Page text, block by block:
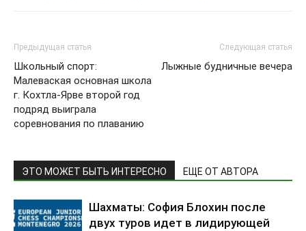
Предыдущая статья
Школьный спорт:
Малеваская основная школа
г. Кохтла-Ярве второй год
подряд выиграла
соревнования по плаванию
Следующая статья
Лыжные будничные вечера
ЭТО МОЖЕТ БЫТЬ ИНТЕРЕСНО ЕЩЕ ОТ АВТОРА
Шахматы: София Блохин после
двух туров идет в лидирующей